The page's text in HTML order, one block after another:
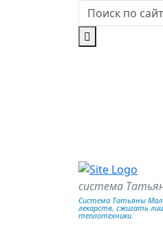
система
Система Татьяны
лекарств, сжигать
теплотехники.